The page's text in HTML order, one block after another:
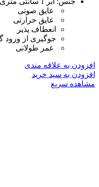
عایق صوتی
عایق حرارتی
انعطاف پذیر
جوگیری از ورود
عمر طولانی
افزودن به علاقه مندی
افزودن به سبد خرید
مشاهده سریع